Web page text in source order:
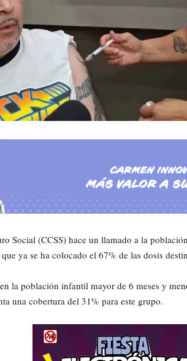
Social (CCSS) hace un llamado a la
ya se ha colocado el 67% de las dosis
la población infantil mayor de 6 meses y
una cobertura del 31% para este grupo.